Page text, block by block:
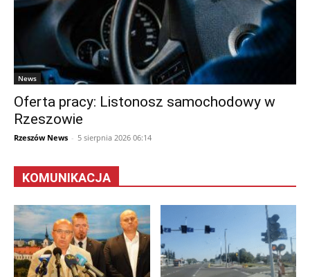
News
Oferta pracy: Listonosz samochodowy w
Rzeszowie
Rzeszów News - 5 sierpnia 2026 06:14
KOMUNIKACJA